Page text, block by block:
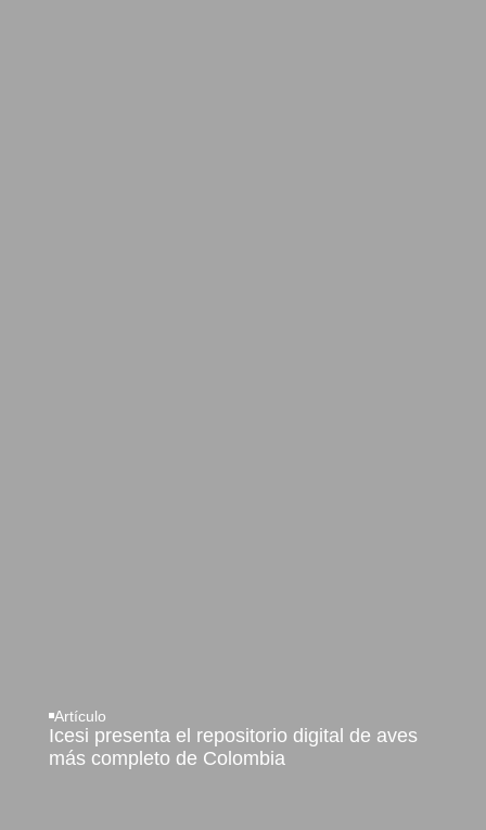
Artículo
Icesi presenta el repositorio digital de aves
más completo de Colombia